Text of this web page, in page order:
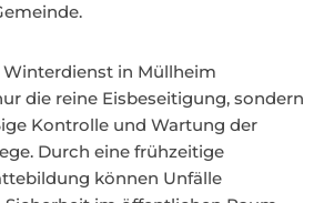
in Müllheim
die reine Eisbeseitigung, sondern
Kontrolle und Wartung der
Durch eine frühzeitige
können Unfälle